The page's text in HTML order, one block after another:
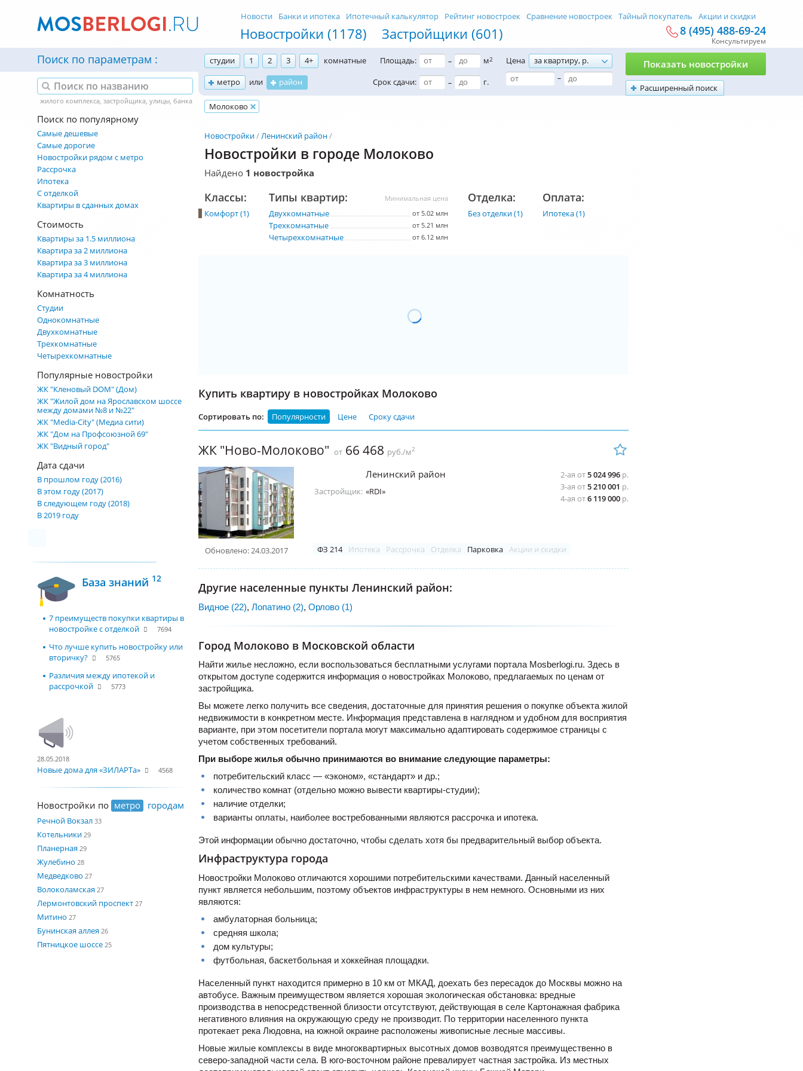
Новостройки (1178) Застройщики (601)
Новости Банки и ипотека Ипотечный калькулятор Рейтинг новостроек Сравнение новостроек Тайный покупатель Акции и скидки
8 (495) 488-69-24
Консультируем
Поиск по параметрам студии 1 2 3 4+
комнатные
метро
или район
Площадь: – м2
Срок сдачи: – г.
Цена
за квартиру, р.
–
Расширенный поиск
Показать новостройки
Молоково
Поиск по популярному
Самые дешевые
Самые дорогие
Новостройки рядом с метро
Рассрочка
Ипотека
С отделкой
Квартиры в сданных домах
Стоимость
Квартиры за 1.5 миллиона
Квартира за 2 миллиона
Квартира за 3 миллиона
Квартира за 4 миллиона
Комнатность
Студии
Однокомнатные
Двухкомнатные
Трехкомнатные
Четырехкомнатные
Популярные новостройки
ЖК "Кленовый DOM" (Дом)
ЖК "Жилой дом на Ярославском шоссе
между домами №8 и №22"
ЖК "Media-City" (Медиа сити)
ЖК "Дом на Профсоюзной 69"
ЖК "Видный город"
Дата сдачи
В прошлом году (2016)
В этом году (2017)
В следующем году (2018)
В 2019 году
База знаний 12
7 преимуществ покупки квартиры в
новостройке с отделкой
7694
Что лучше купить новостройку или
вторичку?
5765
Различия между ипотекой и
рассрочкой
5773
28.05.2018
Новые дома для «ЗИЛАРТа» 4568
Новостройки по метро городам
Речной Вокзал 33
Котельники 29
Планерная 29
Жулебино 28
Медведково 27
Волоколамская 27
Лермонтовский проспект 27
Митино 27
Бунинская аллея 26
Пятницкое шоссе 25
Новостройки Ленинский район
Новостройки в городе Молоково
Найдено 1 новостройка
Классы:
Комфорт (1)
Минимальная цена
Типы квартир:
Двухкомнатные от 5.02 млн
Трехкомнатные от 5.21 млн
Четырехкомнатные от 6.12 млн
Отделка:
Без отделки (1)
Оплата:
Ипотека (1)
Купить квартиру в новостройках Молоково
Сортировать по: Популярности Цене Сроку сдачи
ЖК "Ново-Молоково" от 66 468 руб./м2
Обновлено: 24.03.2017
2-ая от5 024 996 р.
3-ая от5 210 001 р.
4-ая от6 119 000 р.
Ленинский район
Застройщик: «RDI»
ФЗ 214 Ипотека Рассрочка Отделка Парковка Акции и скидки
Другие населенные пункты Ленинский район:
Видное (22), Лопатино (2), Орлово (1)
Город Молоково в Московской области
Найти жилье несложно, если воспользоваться бесплатными услугами портала Mosberlogi.ru. Здесь в
открытом доступе содержится информация о новостройках Молоково, предлагаемых по ценам от
застройщика.
Вы можете легко получить все сведения, достаточные для принятия решения о покупке объекта жилой
недвижимости в конкретном месте. Информация представлена в наглядном и удобном для восприятия
варианте, при этом посетители портала могут максимально адаптировать содержимое страницы с
учетом собственных требований.
При выборе жилья обычно принимаются во внимание следующие параметры:
потребительский класс — «эконом», «стандарт» и др.;
количество комнат (отдельно можно вывести квартиры-студии);
наличие отделки;
варианты оплаты, наиболее востребованными являются рассрочка и ипотека.
Этой информации обычно достаточно, чтобы сделать хотя бы предварительный выбор объекта.
Инфраструктура города
Новостройки Молоково отличаются хорошими потребительскими качествами. Данный населенный
пункт является небольшим, поэтому объектов инфраструктуры в нем немного. Основными из них
являются:
амбулаторная больница;
средняя школа;
дом культуры;
футбольная, баскетбольная и хоккейная площадки.
Населенный пункт находится примерно в 10 км от МКАД, доехать без пересадок до Москвы можно на
автобусе. Важным преимуществом является хорошая экологическая обстановка: вредные
производства в непосредственной близости отсутствуют, действующая в селе Картонажная фабрика
негативного влияния на окружающую среду не производит. По территории населенного пункта
протекает река Людовна, на южной окраине расположены живописные лесные массивы.
Новые жилые комплексы в виде многоквартирных высотных домов возводятся преимущественно в
северо-западной части села. В юго-восточном районе превалирует частная застройка. Из местных